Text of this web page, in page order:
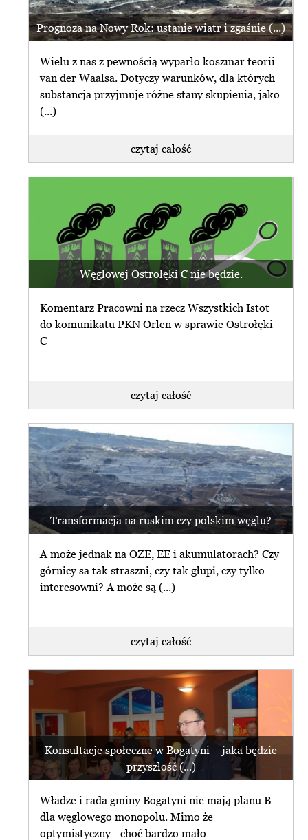
Prognoza na Nowy Rok: ustanie wiatr i zgaśnie (...)
Wielu z nas z pewnością wyparło koszmar teorii
van der Waalsa. Dotyczy warunków, dla których
substancja przyjmuje różne stany skupienia, jako
(...)
czytaj całość
Węglowej Ostrołęki C nie będzie.
Komentarz Pracowni na rzecz Wszystkich Istot
do komunikatu PKN Orlen w sprawie Ostrołęki
C
czytaj całość
Transformacja na ruskim czy polskim węglu?
A może jednak na OZE, EE i akumulatorach? Czy
górnicy sa tak straszni, czy tak głupi, czy tylko
interesowni? A może są (...)
czytaj całość
Konsultacje społeczne w Bogatyni – jaka będzie
przyszłość (...)
Władze i rada gminy Bogatyni nie mają planu B
dla węglowego monopolu. Mimo że
optymistyczny - choć bardzo mało